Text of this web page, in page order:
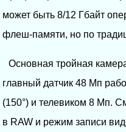
может быть 8/12 Гбайт
флеш-памяти, но по
Основная тройная
главный датчик 48 Мп
(150°) и телевиком 8 Мп.
в RAW и режим записи